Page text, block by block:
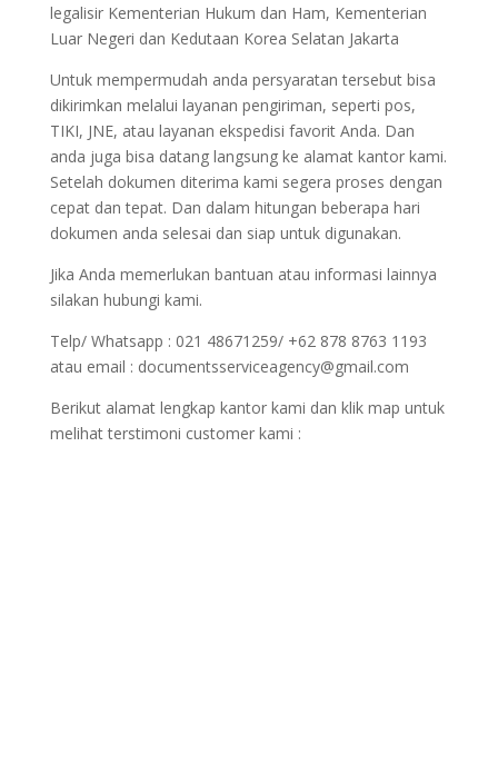
legalisir Kementerian Hukum dan Ham, Kementerian
Luar Negeri dan Kedutaan Korea Selatan Jakarta
Untuk mempermudah anda persyaratan tersebut bisa
dikirimkan melalui layanan pengiriman, seperti pos,
TIKI, JNE, atau layanan ekspedisi favorit Anda. Dan
anda juga bisa datang langsung ke alamat kantor kami.
Setelah dokumen diterima kami segera proses dengan
cepat dan tepat. Dan dalam hitungan beberapa hari
dokumen anda selesai dan siap untuk digunakan.
Jika Anda memerlukan bantuan atau informasi lainnya
silakan hubungi kami.
Telp/ Whatsapp : 021 48671259/ +62 878 8763 1193
atau email : documentsserviceagency@gmail.com
Berikut alamat lengkap kantor kami dan klik map untuk
melihat terstimoni customer kami :